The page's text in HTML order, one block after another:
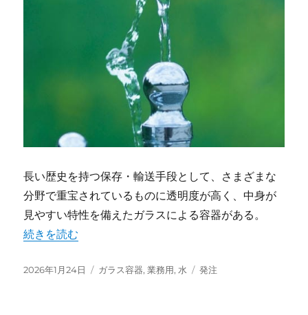
長い歴史を持つ保存・輸送手段として、さまざまな
分野で重宝されているものに透明度が高く、中身が
見やすい特性を備えたガラスによる容器がある。
“ガラス容器で実現する安心安全と効率化業務用現場で
続きを読む
投
2026年1月24日
カ
ガラス容器,業務用,水
タ
発注